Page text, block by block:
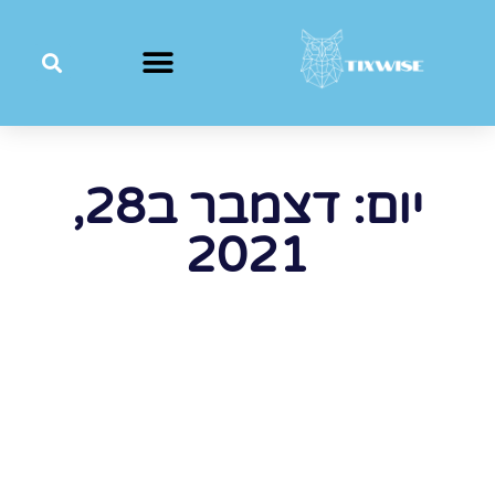
יום: דצמבר ב28,
2021